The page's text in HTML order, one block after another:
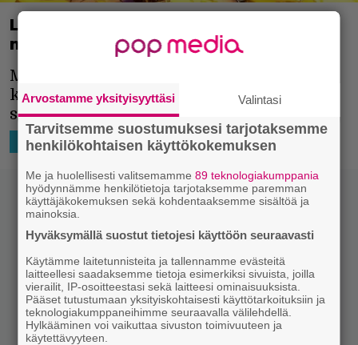
Legendaarinen sarjakuvantekijä on
menehtynyt
Marvelin ja DC Comicsin sarjakuvia
käsikirjoittanut Len Wein kuoli
sunnuntaina 69-vuotiaana.
MAAILMALTA 11.9.2017 10:31 Joonatan Porras
Arvostamme yksityisyyttäsi Valintasi
Tarvitsemme suostumuksesi tarjotaksemme
henkilökohtaisen käyttökokemuksen
Me ja huolellisesti valitsemamme89 teknologiakumppania
hyödynnämme henkilötietoja tarjotaksemme paremman
käyttäjäkokemuksen sekä kohdentaaksemme sisältöä ja
mainoksia.
Hyväksymällä suostut tietojesi käyttöön seuraavasti
Käytämme laitetunnisteita ja tallennamme evästeitä
laitteellesi saadaksemme tietoja esimerkiksi sivuista, joilla
vierailit, IP-osoitteestasi sekä laitteesi ominaisuuksista.
Pääset tutustumaan yksityiskohtaisesti käyttötarkoituksiin ja
teknologiakumppaneihimme seuraavalla välilehdellä.
Hylkääminen voi vaikuttaa sivuston toimivuuteen ja
käytettävyyteen.